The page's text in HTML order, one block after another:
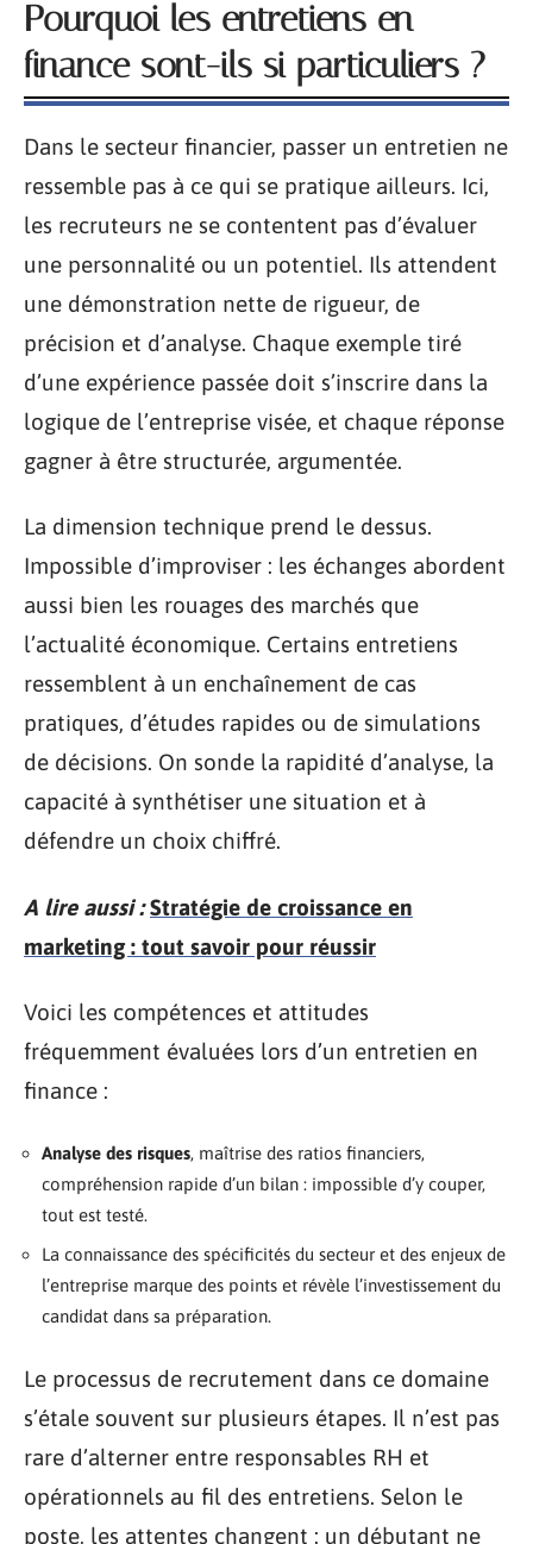
Pourquoi les entretiens en
finance sont-ils si particuliers ?
Dans le secteur financier, passer un entretien ne
ressemble pas à ce qui se pratique ailleurs. Ici,
les recruteurs ne se contentent pas d’évaluer
une personnalité ou un potentiel. Ils attendent
une démonstration nette de rigueur, de
précision et d’analyse. Chaque exemple tiré
d’une expérience passée doit s’inscrire dans la
logique de l’entreprise visée, et chaque réponse
gagner à être structurée, argumentée.
La dimension technique prend le dessus.
Impossible d’improviser : les échanges abordent
aussi bien les rouages des marchés que
l’actualité économique. Certains entretiens
ressemblent à un enchaînement de cas
pratiques, d’études rapides ou de simulations
de décisions. On sonde la rapidité d’analyse, la
capacité à synthétiser une situation et à
défendre un choix chiffré.
A lire aussi : Stratégie de croissance en
marketing : tout savoir pour réussir
Voici les compétences et attitudes
fréquemment évaluées lors d’un entretien en
finance :
Analyse des risques, maîtrise des ratios financiers,
compréhension rapide d’un bilan : impossible d’y couper,
tout est testé.
La connaissance des spécificités du secteur et des enjeux de
l’entreprise marque des points et révèle l’investissement du
candidat dans sa préparation.
Le processus de recrutement dans ce domaine
s’étale souvent sur plusieurs étapes. Il n’est pas
rare d’alterner entre responsables RH et
opérationnels au fil des entretiens. Selon le
poste, les attentes changent : un débutant ne